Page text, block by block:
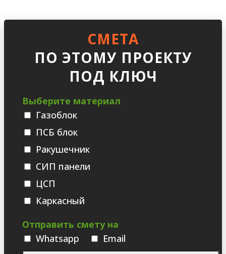
СМЕТА
ПО ЭТОМУ ПРОЕКТУ
ПОД КЛЮЧ
Выберите материал
Газоблок
ПСБ блок
Ракушечник
СИП панели
ЦСП
Каркасный
Отправить смету на
Whatsаpp
Email